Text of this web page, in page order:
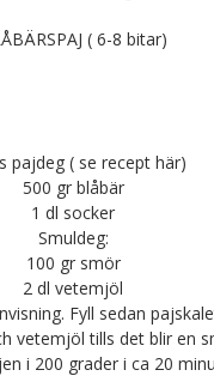
( 6-8 bitar)
pajdeg ( se recept här)
500 gr blåbär
1 dl socker
Smuldeg:
100 gr smör
2 dl vetemjöl
Fyll sedan
vetemjöl tills det blir en
i 200 grader i ca 20